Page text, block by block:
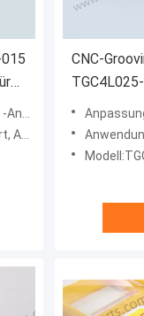
Marine
CNC-
die